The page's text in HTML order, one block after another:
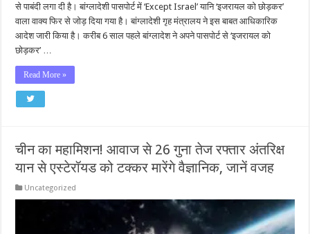
से पाबंदी लगा दी है। बांग्लादेशी पासपोर्ट में ‘Except Israel’ यानि ‘इजरायल को छोड़कर’
वाला वाक्य फिर से जोड़ दिया गया है। बांग्लादेशी गृह मंत्रालय ने इस बाबत आधिकारिक
आदेश जारी किया है। करीब 6 साल पहले बांग्लादेश ने अपने पासपोर्ट से ‘इजरायल को
छोड़कर’ …
Read More »
चीन का महामिशन! आवाज से 26 गुना तेज रफ्तार अंतरिक्ष
यान से एस्टेरॉयड को टक्कर मारेंगे वैज्ञानिक, जानें वजह
Uncategorized